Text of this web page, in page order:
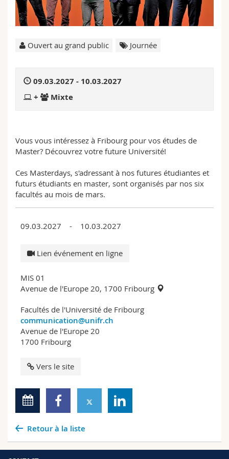
Sciences et médecine
Collaborateurs
Webmail
Ouvert au grand public Journée
09.03.2027 - 10.03.2027
+
Mixte
Vous vous intéressez à Fribourg pour vos études de
Master? Découvrez votre future Université!
Ces Masterdays, s'adressant à nos futures étudiantes et
futurs étudiants en master, sont organisés par nos six
facultés au mois de mars.
09.03.2027 - 10.03.2027
Lien événement en ligne
MIS 01
Avenue de l'Europe 20, 1700 Fribourg
Facultés de l'Université de Fribourg
communication@unifr.ch
Avenue de l'Europe 20
1700 Fribourg
Vers le site
Retour à la liste